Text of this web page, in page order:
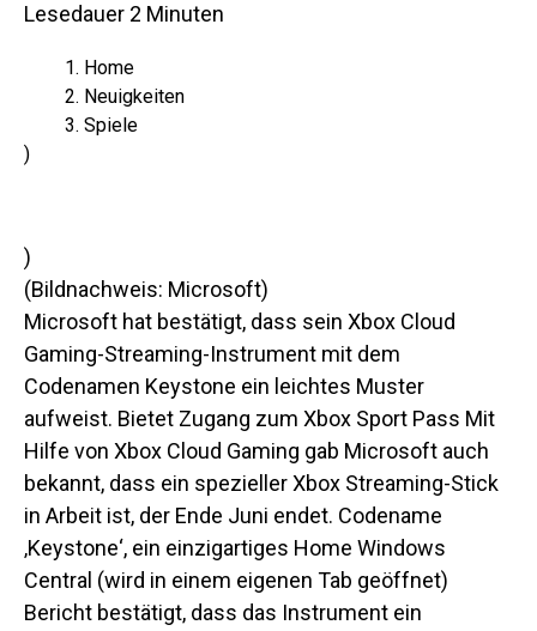
Lesedauer 2 Minuten
Home
Neuigkeiten
Spiele
)
)
(Bildnachweis: Microsoft)
Microsoft hat bestätigt, dass sein Xbox Cloud
Gaming-Streaming-Instrument mit dem
Codenamen Keystone ein leichtes Muster
aufweist. Bietet Zugang zum Xbox Sport Pass Mit
Hilfe von Xbox Cloud Gaming gab Microsoft auch
bekannt, dass ein spezieller Xbox Streaming-Stick
in Arbeit ist, der Ende Juni endet. Codename
‚Keystone‘, ein einzigartiges Home Windows
Central (wird in einem eigenen Tab geöffnet)
Bericht bestätigt, dass das Instrument ein